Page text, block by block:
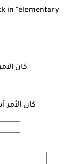
in "elementary
كان
كان